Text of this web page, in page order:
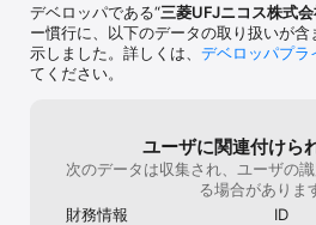
利用いただけます。
※家族カード、法人カードなど、一部
いカードがございます。
・システムメンテナンスにより、ログイ
明細などの情報を取得できない場合がご
WEBサイトのサービス停止スケジュー
デベロッパである“三菱UFJニコス株式
ー慣行に、以下のデータの取り扱いが
示しました。詳しくは、 デベロッパプラ
てください。
ユーザに関連付けら
次のデータは収集され、ユーザの
る場合がありま
財務情報
ID